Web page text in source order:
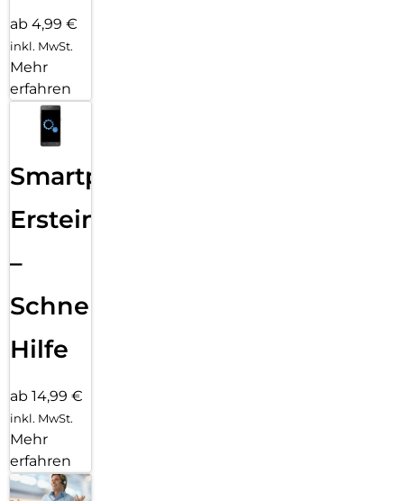
ab 4,99 €
inkl. MwSt.
Mehr
erfahren
Smartphone
Ersteinrichtung
–
Schnelle
Hilfe
ab 14,99 €
inkl. MwSt.
Mehr
erfahren